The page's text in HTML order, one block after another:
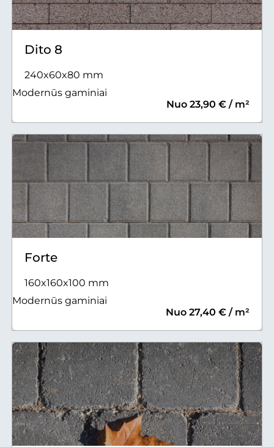
Dito 8
240x60x80 mm
Modernūs gaminiai
Nuo 23,90 € / m²
Forte
160x160x100 mm
Modernūs gaminiai
Nuo 27,40 € / m²